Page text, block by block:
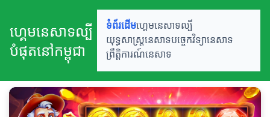
ហ្គេមនេសាទល្បី
បំផុតនៅកម្ពុជា
ទំព័រដើមហ្គេមនេសាទល្បី
យុទ្ធសាស្ត្រនេសាទបច្ចេកវិទ្យានេសាទ
ព្រឹត្តិការណ៍នេសាទ